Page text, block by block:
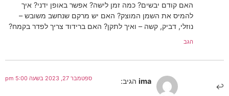
האם קודם יבשים? כמה זמן לישה? אפשר באופן ידני? איך
להמיס את השמן המוצק? האם יש מרקם שנחשב משובש –
נוזלי, דביק, קשה – ואיך לתקן? האם ברידוד צריך לפדר בקמח?
הגב
ima הגיב: ספטמבר 27, 2023 בשעה 5:00 pm